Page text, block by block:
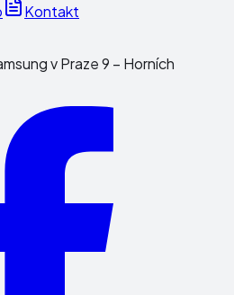
Kontakt
v Praze 9 – Horních